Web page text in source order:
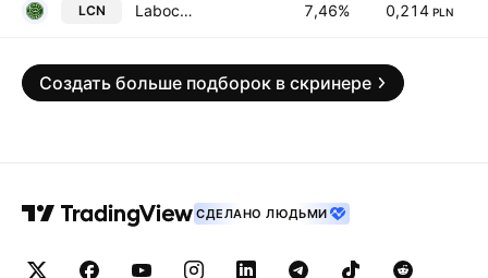
LCN Labocanna SA 7,46% 0,214 PLN
Создать больше подборок в скринере
СДЕЛАНО ЛЮДЬМИ